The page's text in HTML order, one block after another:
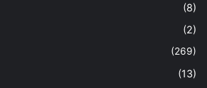
(8)
(2)
(269)
(13)